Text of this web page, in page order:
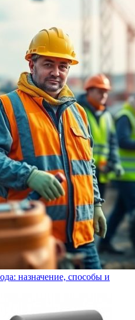
назначение, способы и